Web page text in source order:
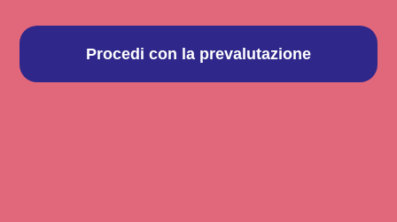
Procedi con la prevalutazione